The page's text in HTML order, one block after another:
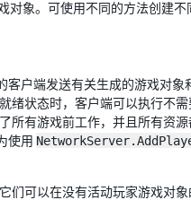
对象。可使用不同的方法创建不
客户端发送有关生成的游戏对
绪状态时，客户端可以执行不
所有游戏前工作，并且所有资
使用
们可以在没有活动玩家游戏对